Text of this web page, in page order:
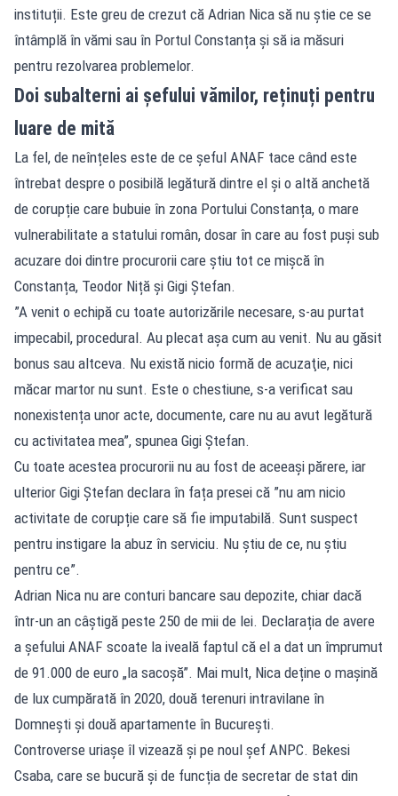
instituții. Este greu de crezut că Adrian Nica să nu știe ce se
întâmplă în vămi sau în Portul Constanța și să ia măsuri
pentru rezolvarea problemelor.
Doi subalterni ai șefului vămilor, reținuți pentru
luare de mită
La fel, de neînțeles este de ce șeful ANAF tace când este
întrebat despre o posibilă legătură dintre el și o altă anchetă
de corupție care bubuie în zona Portului Constanța, o mare
vulnerabilitate a statului român, dosar în care au fost puși sub
acuzare doi dintre procurorii care știu tot ce mișcă în
Constanța, Teodor Niță și Gigi Ștefan.
”A venit o echipă cu toate autorizările necesare, s-au purtat
impecabil, procedural. Au plecat aşa cum au venit. Nu au găsit
bonus sau altceva. Nu există nicio formă de acuzaţie, nici
măcar martor nu sunt. Este o chestiune, s-a verificat sau
nonexistența unor acte, documente, care nu au avut legătură
cu activitatea mea”, spunea Gigi Ștefan.
Cu toate acestea procurorii nu au fost de aceeași părere, iar
ulterior Gigi Ștefan declara în fața presei că ”nu am nicio
activitate de corupție care să fie imputabilă. Sunt suspect
pentru instigare la abuz în serviciu. Nu știu de ce, nu știu
pentru ce”.
Adrian Nica nu are conturi bancare sau depozite, chiar dacă
într-un an câștigă peste 250 de mii de lei. Declarația de avere
a șefului ANAF scoate la iveală faptul că el a dat un împrumut
de 91.000 de euro „la sacoșă”. Mai mult, Nica deține o mașină
de lux cumpărată în 2020, două terenuri intravilane în
Domnești și două apartamente în București.
Controverse uriașe îl vizează și pe noul șef ANPC. Bekesi
Csaba, care se bucură și de funcția de secretar de stat din